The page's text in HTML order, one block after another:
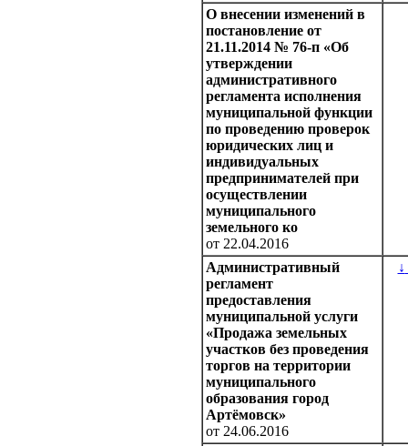
О внесении изменений в
постановление от
21.11.2014 № 76-п «Об
утверждении
административного
регламента исполнения
муниципальной функции
по проведению проверок
юридических лиц и
индивидуальных
предпринимателей при
осуществлении
муниципального
земельного ко
от 22.04.2016
Административный
регламент
предоставления
муниципальной услуги
«Продажа земельных
участков без проведения
торгов на территории
муниципального
образования город
Артёмовск»
от 24.06.2016
↓